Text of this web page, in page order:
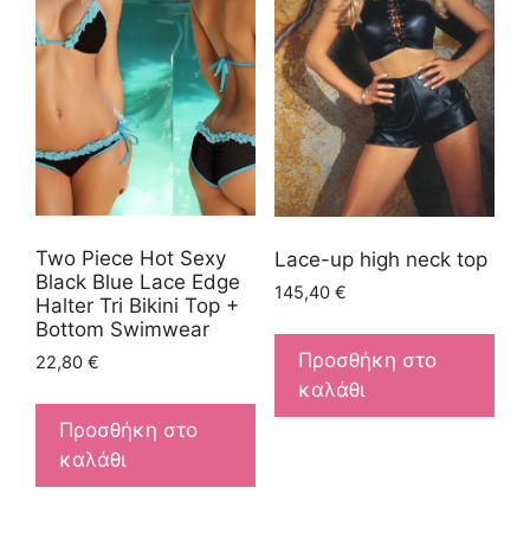
Two Piece Hot Sexy
Black Blue Lace Edge
Halter Tri Bikini Top +
Bottom Swimwear
22,80 €
Προσθήκη στο
καλάθι
Lace-up high neck top
145,40 €
Προσθήκη στο
καλάθι